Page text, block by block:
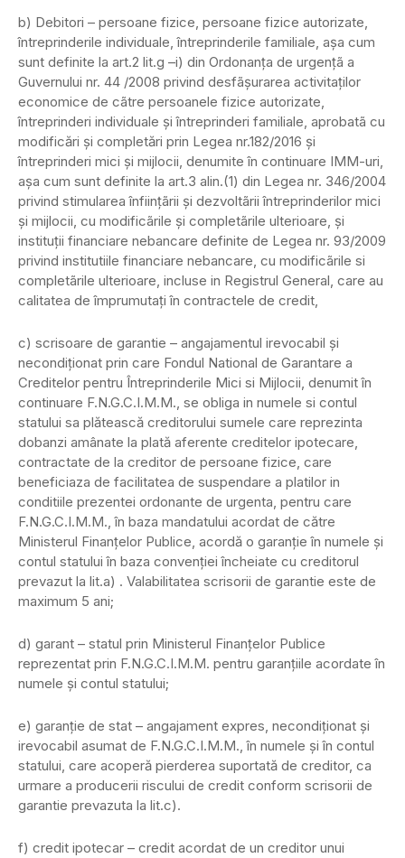
b) Debitori – persoane fizice, persoane fizice autorizate,
întreprinderile individuale, întreprinderile familiale, aşa cum
sunt definite la art.2 lit.g –i) din Ordonanţa de urgenţã a
Guvernului nr. 44 /2008 privind desfãşurarea activitaţilor
economice de cãtre persoanele fizice autorizate,
întreprinderi individuale şi întreprinderi familiale, aprobatã cu
modificări şi completări prin Legea nr.182/2016 şi
întreprinderi mici şi mijlocii, denumite în continuare IMM-uri,
aşa cum sunt definite la art.3 alin.(1) din Legea nr. 346/2004
privind stimularea înfiinţãrii şi dezvoltãrii întreprinderilor mici
şi mijlocii, cu modificãrile şi completãrile ulterioare, şi
instituţii financiare nebancare definite de Legea nr. 93/2009
privind institutiile financiare nebancare, cu modificãrile si
completãrile ulterioare, incluse in Registrul General, care au
calitatea de împrumutaţi în contractele de credit,
c) scrisoare de garantie – angajamentul irevocabil şi
necondiţionat prin care Fondul National de Garantare a
Creditelor pentru Întreprinderile Mici si Mijlocii, denumit în
continuare F.N.G.C.I.M.M., se obliga in numele si contul
statului sa plătească creditorului sumele care reprezinta
dobanzi amânate la plată aferente creditelor ipotecare,
contractate de la creditor de persoane fizice, care
beneficiaza de facilitatea de suspendare a platilor in
conditiile prezentei ordonante de urgenta, pentru care
F.N.G.C.I.M.M., în baza mandatului acordat de către
Ministerul Finanţelor Publice, acordă o garanţie în numele şi
contul statului în baza convenţiei încheiate cu creditorul
prevazut la lit.a) . Valabilitatea scrisorii de garantie este de
maximum 5 ani;
d) garant – statul prin Ministerul Finanţelor Publice
reprezentat prin F.N.G.C.I.M.M. pentru garanţiile acordate în
numele şi contul statului;
e) garanţie de stat – angajament expres, necondiţionat şi
irevocabil asumat de F.N.G.C.I.M.M., în numele şi în contul
statului, care acoperă pierderea suportată de creditor, ca
urmare a producerii riscului de credit conform scrisorii de
garantie prevazuta la lit.c).
f) credit ipotecar – credit acordat de un creditor unui